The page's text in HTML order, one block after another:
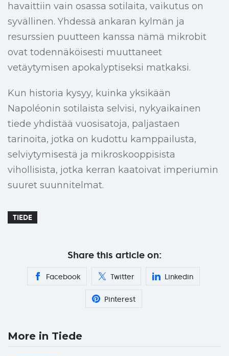
havaittiin vain osassa sotilaita, vaikutus on
syvällinen. Yhdessä ankaran kylmän ja
resurssien puutteen kanssa nämä mikrobit
ovat todennäköisesti muuttaneet
vetäytymisen apokalyptiseksi matkaksi.
Kun historia kysyy, kuinka yksikään
Napoléonin sotilaista selvisi, nykyaikainen
tiede yhdistää vuosisatoja, paljastaen
tarinoita, jotka on kudottu kamppailusta,
selviytymisestä ja mikroskooppisista
vihollisista, jotka kerran kaatoivat imperiumin
suuret suunnitelmat.
TIEDE
Share this article on:
Facebook Twitter Linkedin
Pinterest
More in Tiede